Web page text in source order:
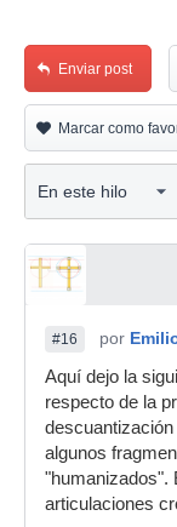
Enviar post
Marcar como
#16 por
Aquí dejo la
respecto de la
descuantización
algunos
"humanizados".
articulaciones